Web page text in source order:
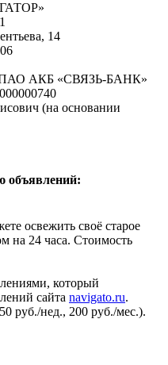
14
АКБ «СВЯЗЬ-БАНК»
(на основании
объявлений:
освежить своё старое
на 24 часа. Стоимость
который
сайта navigato.ru.
руб./нед., 200 руб./мес.).